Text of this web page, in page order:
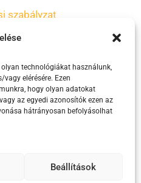
technológiákat használunk,
elérésére. Ezen
hogy olyan adatokat
az egyedi azonosítók ezen az
hátrányosan befolyásolhat
Beállítások
szabályzat